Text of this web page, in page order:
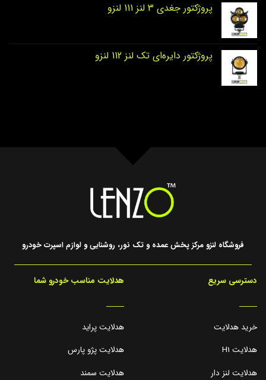
پروژکتور جغدی 3 لنز 111 لنزو
پروژکتور دایره‌ای تک لنز 112 لنزو
فروشگاه لنزو مرکز پخش عمده و تک نور، روشنایی و لوازم اسپرت خودرو
دسترسی سریع
_____
خرید هدلایت
هدلایت H1
هدلایت لنز دار
هدلایت مناسب خودرو شما
_____
هدلایت پراید
هدلایت پژو پارس
هدلایت سمند